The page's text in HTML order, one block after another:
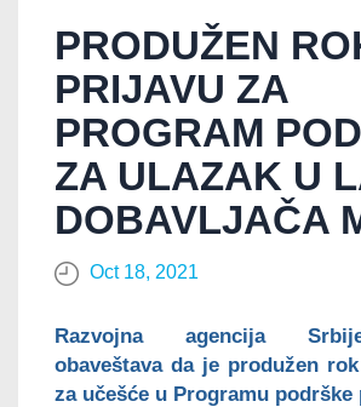
PRODUŽEN
PRIJAVU ZA
PROGRAM
ZA ULAZAK U
DOBAVLJAČA
Oct 18, 2021
Razvojna agencija
obaveštava da je produžen
za učešće u Programu